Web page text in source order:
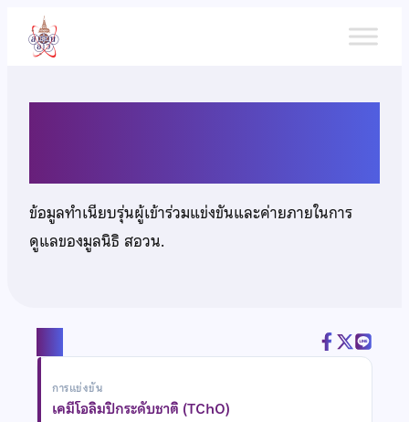
เนื้อหา
ข้อมูลทำเนียบรุ่นผู้เข้าร่วมแข่งขันและค่ายภายในการ
ดูแลของมูลนิธิ สอวน.
การแข่งขัน
เคมีโอลิมปิกระดับชาติ (TChO)